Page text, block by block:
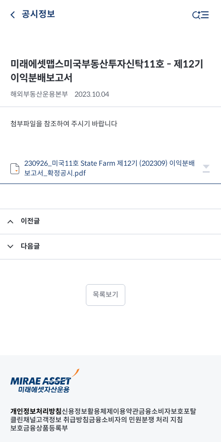
공시정보
미래에셋맵스미국부동산투자신탁11호 - 제12기
이익분배보고서
해외부동산운용본부 2023.10.04
첨부파일을 참조하여 주시기 바랍니다
230926_미국11호 State Farm 제12기 (202309) 이익분배
보고서_확정공시.pdf
이전글
다음글
목록보기
개인정보처리방침신용정보활용체제 이용약관금융소비자보호포탈
클린채널고객정보 취급방침금융소비자의 민원분쟁 처리 지침
보호금융상품등록부